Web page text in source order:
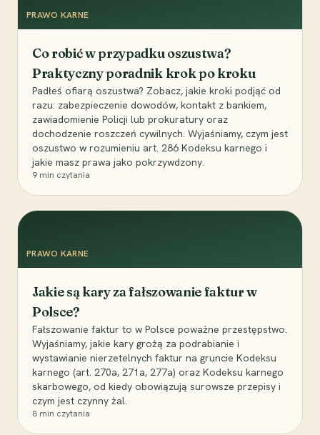
PRAWO KARNE
Co robić w przypadku oszustwa?
Praktyczny poradnik krok po kroku
Padłeś ofiarą oszustwa? Zobacz, jakie kroki podjąć od
razu: zabezpieczenie dowodów, kontakt z bankiem,
zawiadomienie Policji lub prokuratury oraz
dochodzenie roszczeń cywilnych. Wyjaśniamy, czym jest
oszustwo w rozumieniu art. 286 Kodeksu karnego i
jakie masz prawa jako pokrzywdzony.
9 min czytania
PRAWO KARNE
Jakie są kary za fałszowanie faktur w
Polsce?
Fałszowanie faktur to w Polsce poważne przestępstwo.
Wyjaśniamy, jakie kary grożą za podrabianie i
wystawianie nierzetelnych faktur na gruncie Kodeksu
karnego (art. 270a, 271a, 277a) oraz Kodeksu karnego
skarbowego, od kiedy obowiązują surowsze przepisy i
czym jest czynny żal.
8 min czytania